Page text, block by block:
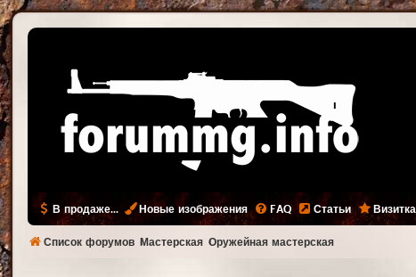
В продаже... Новые изображения FAQ Статьи Визитка
Список форумов Мастерская Оружейная мастерская